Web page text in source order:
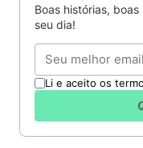
Boas histórias,
seu dia!
Email
Li e aceito os